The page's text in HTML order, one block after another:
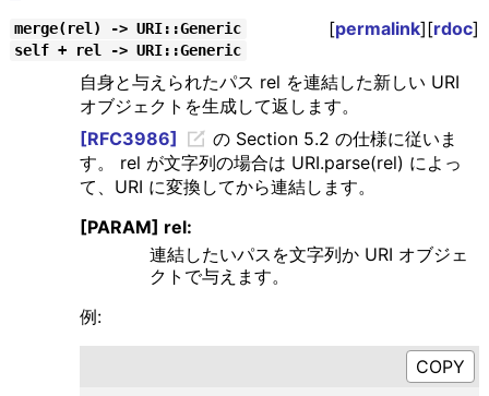
merge(rel) -> URI::Generic [permalink][rdoc]
self + rel -> URI::Generic
自身と与えられたパス rel を連結した新しい URI
オブジェクトを生成して返します。
[RFC3986]
の Section 5.2 の仕様に従いま
す。 rel が文字列の場合は URI.parse(rel) によっ
て、URI に変換してから連結します。
[PARAM] rel:
連結したいパスを文字列か URI オブジェ
クトで与えます。
例: